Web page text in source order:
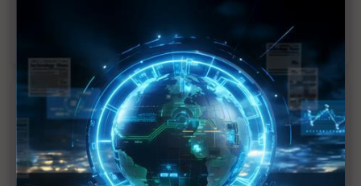
巴黎奧運場館5G覆蓋率高 區域網速可下載App查詢
近７天熱門報導
MLCC訂單過熱、出貨比創高 村田示警全球AI基
建熱潮將趨緩